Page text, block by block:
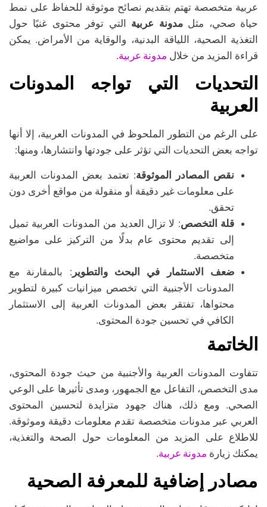
عربية متخصصة تهتم بتقديم نصائح موثوقة للحفاظ على نمط
حياة صحي، مثلمدونة عربية التي توفر محتوى غنيًا حول
التغذية الصحية، اللياقة البدنية، والوقاية من الأمراض. يمكن
قراءة المزيد من خلال مدونة عربية.
التحديات التي تواجه المدونات
العربية
على الرغم من التطور الملحوظ في المدونات العربية، إلا أنها
تواجه بعض التحديات التي تؤثر على جودتها وانتشارها، ومنها:
نقص المصادر الموثوقة: تعتمد بعض المدونات العربية
على معلومات غير دقيقة أو منقولة من مواقع أخرى دون
تحقق.
قلة التخصص: لا تزال العديد من المدونات العربية تميل
إلى تقديم محتوى عام بدلًا من التركيز على مواضيع
متخصصة.
ضعف الاستثمار في البحث والتطوير : بالمقارنة مع
المدونات الأجنبية التي تخصص ميزانيات كبيرة لتطوير
محتواها، تفتقر بعض المدونات العربية إلى الاستثمار
الكافي في تحسين جودة المحتوى.
الخاتمة
تتفاوت المدونات العربية والأجنبية من حيث جودة المحتوى،
مدى التخصص، التفاعل مع الجمهور، ومدى تأثيرها على الوعي
الصحي. ومع ذلك، هناك جهود متزايدة لتحسين المحتوى
العربي عبر مدونات متخصصة تقدم معلومات دقيقة وموثوقة.
للاطلاع على المزيد من المعلومات حول الصحة والتغذية،
يمكنك زيارة مدونة عربية.
مصادر إضافية للمعرفة الصحية